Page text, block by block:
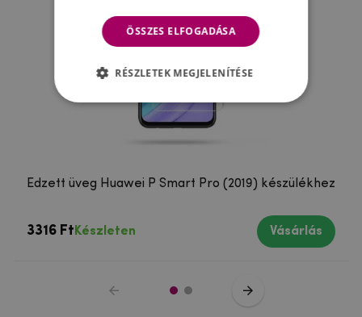
Edzett üveg Huawei P Smart Pro (2019) készülékhez
3316 Ft Készleten Vásárlás
ÖSSZES ELFOGADÁSA
RÉSZLETEK MEGJELENÍTÉSE